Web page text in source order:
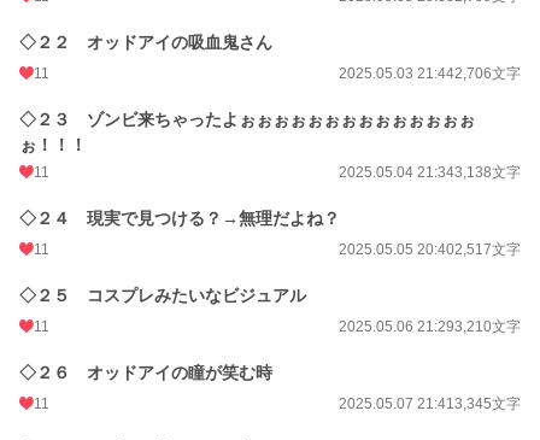
◇２２ オッドアイの吸血鬼さん
11 2025.05.03 21:442,706文字
◇２３ ゾンビ来ちゃったよぉぉぉぉぉぉぉぉぉぉぉぉぉぉ
ぉ！！！
11 2025.05.04 21:343,138文字
◇２４ 現実で見つける？→無理だよね？
11 2025.05.05 20:402,517文字
◇２５ コスプレみたいなビジュアル
11 2025.05.06 21:293,210文字
◇２６ オッドアイの瞳が笑む時
11 2025.05.07 21:413,345文字